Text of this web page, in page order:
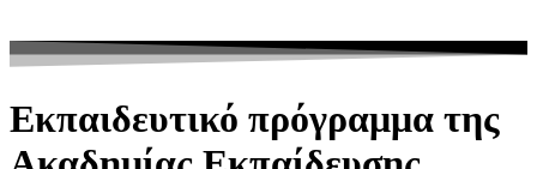
Εκπαιδευτικό πρόγραμμα της